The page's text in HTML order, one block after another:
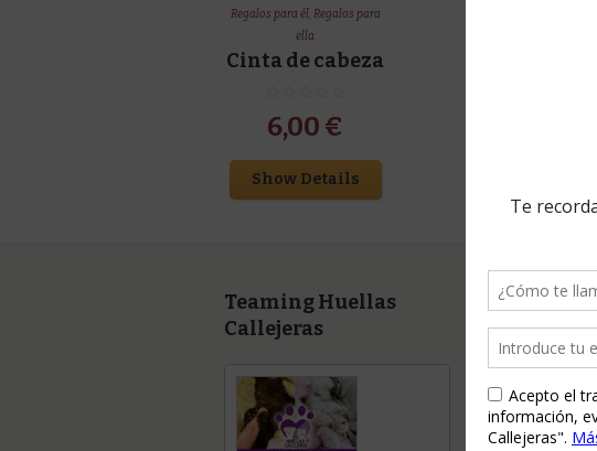
Regalos para él, Regalos para
ella
Cinta de cabeza
6,00 €
Show Details
Teaming Huellas
Callejeras
Teaming